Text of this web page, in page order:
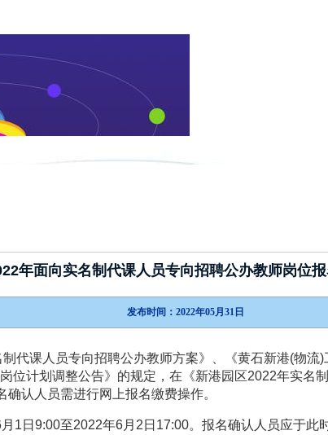
年面向实名制代课人员专向招聘公办教师岗位
发布时间：2022年05月31日
代课人员专向招聘公办教师方案》、《黄石新港(物流
位计划调整公告》的规定，在《新港园区2022年实名
认人员需进行网上报名缴费操作。
1日9:00至2022年6月2日17:00。报名确认人员应于此